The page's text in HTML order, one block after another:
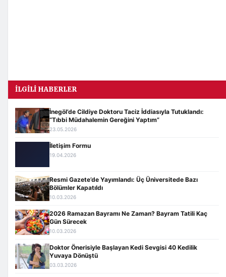
İLGILI HABERLER
İnegöl’de Cildiye Doktoru Taciz İddiasıyla Tutuklandı:
“Tıbbi Müdahalemin Gereğini Yaptım”
23.05.2026
İletişim Formu
19.04.2026
Resmi Gazete’de Yayımlandı: Üç Üniversitede Bazı
Bölümler Kapatıldı
10.03.2026
2026 Ramazan Bayramı Ne Zaman? Bayram Tatili Kaç
Gün Sürecek
10.03.2026
Doktor Önerisiyle Başlayan Kedi Sevgisi 40 Kedilik
Yuvaya Dönüştü
03.03.2026